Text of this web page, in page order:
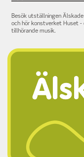
Besök utställningen
och hör konstverket Huset -
tillhörande musik.